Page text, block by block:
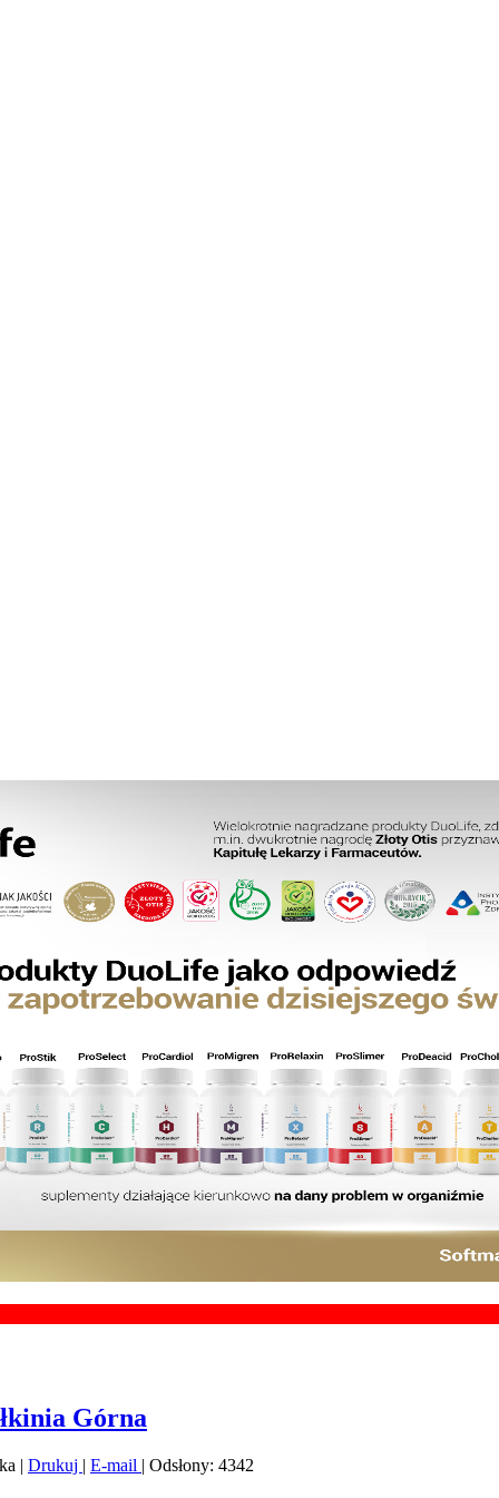
Górna
| Drukuj | E-mail | Odsłony: 4342